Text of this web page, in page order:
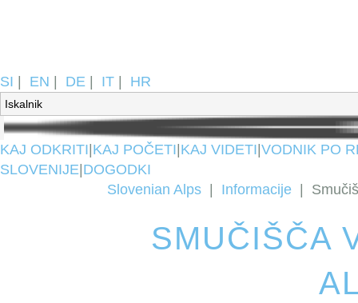
SI EN DE IT HR
KAJ ODKRITI KAJ POČETI KAJ VIDETI VODNIK PO
SLOVENIJE DOGODKI
Slovenian Alps Informacije
SMUČIŠČA